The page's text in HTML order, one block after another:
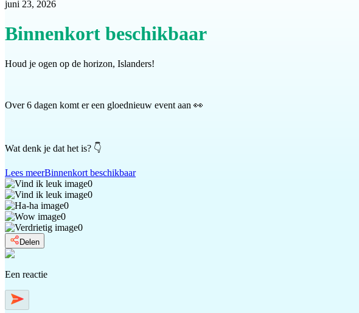
juni 23, 2026
Binnenkort beschikbaar
Houd je ogen op de horizon, Islanders!
Over 6 dagen komt er een gloednieuw event aan 👀
Wat denk je dat het is? 👇
Lees meerBinnenkort beschikbaar
0
0
0
0
0
Delen
Een reactie